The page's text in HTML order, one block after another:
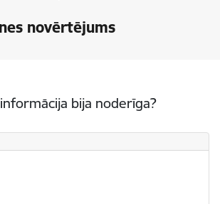
novērtējums
bija noderīga?
bija noderīga?